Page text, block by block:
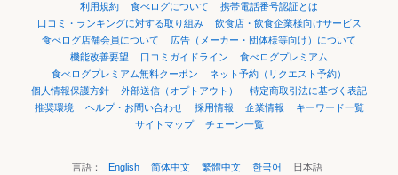
利用規約 食べログについて
携帯電話番号認証とは
口コミ・ランキングに対する取り組み
飲食店・飲食企業様向けサービス
食べログ店舗会員について
広告（メーカー・団体様等向け）について
機能改善要望
口コミガイドライン
食べログプレミアム
食べログプレミアム無料クーポン
ネット予約（リクエスト予約）
個人情報保護方針
外部送信（オプトアウト）
特定商取引法に基づく表記
推奨環境
ヘルプ・お問い合わせ 採用情報 企業情報
キーワード一覧
サイトマップ
チェーン一覧
言語： English 简体中文 繁體中文 한국어 日本語